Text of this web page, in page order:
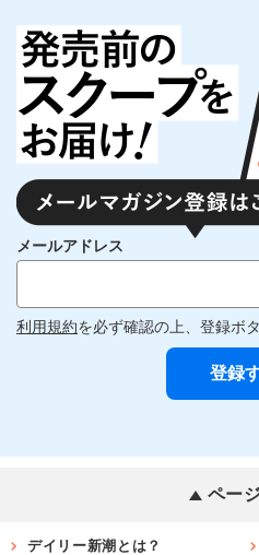
メールアドレス
利用規約を必ず確認の上、登録ボ
ペー
デイリー新潮とは？